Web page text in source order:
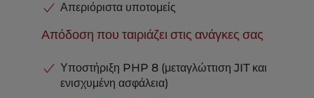
Παρκαρισμένα domains
Βάσεις δεδομένων MySQL &
PostgreSQL
Απεριόριστα
εισερχόμενο
20 GB
Υποστήριξη μέσω τηλεφώνου,
Απεριόριστα υποτομείς
Απόδοση που ταιριάζει στις ανάγκες σας
Υποστήριξη PHP 8 (μεταγλώττιση JIT και
ενισχυμένη ασφάλεια)